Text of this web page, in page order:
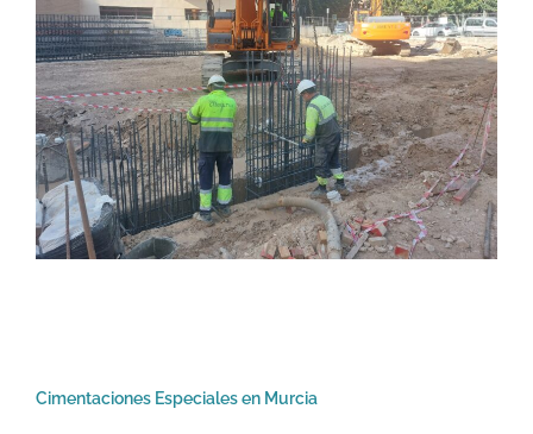
Cimentaciones Especiales en Murcia